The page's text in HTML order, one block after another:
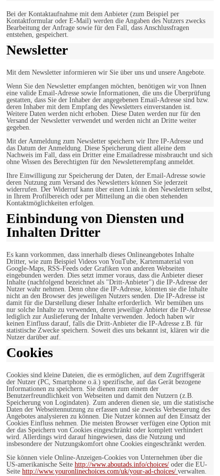
Bei der Kontaktaufnahme mit dem Anbieter (zum Beispiel per
Kontaktformular oder E-Mail) werden die Angaben des Nutzers zwecks
Bearbeitung der Anfrage sowie für den Fall, dass Anschlussfragen
entstehen, gespeichert.
Newsletter
Mit dem Newsletter informieren wir Sie über uns und unsere Angebote.
Wenn Sie den Newsletter empfangen möchten, benötigen wir von Ihnen
eine valide Email-Adresse sowie Informationen, die uns die Überprüfung
gestatten, dass Sie der Inhaber der angegebenen Email-Adresse sind bzw.
deren Inhaber mit dem Empfang des Newsletters einverstanden ist.
Weitere Daten werden nicht erhoben. Diese Daten werden nur für den
Versand der Newsletter verwendet und werden nicht an Dritte weiter
gegeben.
Mit der Anmeldung zum Newsletter speichern wir Ihre IP-Adresse und
das Datum der Anmeldung. Diese Speicherung dient alleine dem
Nachweis im Fall, dass ein Dritter eine Emailadresse missbraucht und sich
ohne Wissen des Berechtigten für den Newsletterempfang anmeldet.
Ihre Einwilligung zur Speicherung der Daten, der Email-Adresse sowie
deren Nutzung zum Versand des Newsletters können Sie jederzeit
widerrufen. Der Widerruf kann über einen Link in den Newslettern selbst,
in Ihrem Profilbereich oder per Mitteilung an die oben stehenden
Kontaktmöglichkeiten erfolgen.
Einbindung von Diensten und
Inhalten Dritter
Es kann vorkommen, dass innerhalb dieses Onlineangebotes Inhalte
Dritter, wie zum Beispiel Videos von YouTube, Kartenmaterial von
Google-Maps, RSS-Feeds oder Grafiken von anderen Webseiten
eingebunden werden. Dies setzt immer voraus, dass die Anbieter dieser
Inhalte (nachfolgend bezeichnet als "Dritt-Anbieter") die IP-Adresse der
Nutzer wahr nehmen. Denn ohne die IP-Adresse, könnten sie die Inhalte
nicht an den Browser des jeweiligen Nutzers senden. Die IP-Adresse ist
damit für die Darstellung dieser Inhalte erforderlich. Wir bemühen uns
nur solche Inhalte zu verwenden, deren jeweilige Anbieter die IP-Adresse
lediglich zur Auslieferung der Inhalte verwenden. Jedoch haben wir
keinen Einfluss darauf, falls die Dritt-Anbieter die IP-Adresse z.B. für
statistische Zwecke speichern. Soweit dies uns bekannt ist, klären wir die
Nutzer darüber auf.
Cookies
Cookies sind kleine Dateien, die es ermöglichen, auf dem Zugriffsgerät
der Nutzer (PC, Smartphone o.ä.) spezifische, auf das Gerät bezogene
Informationen zu speichern. Sie dienen zum einem der
Benutzerfreundlichkeit von Webseiten und damit den Nutzern (z.B.
Speicherung von Logindaten). Zum anderen dienen sie, um die statistische
Daten der Webseitennutzung zu erfassen und sie zwecks Verbesserung des
Angebotes analysieren zu können. Die Nutzer können auf den Einsatz der
Cookies Einfluss nehmen. Die meisten Browser verfügen eine Option mit
der das Speichern von Cookies eingeschränkt oder komplett verhindert
wird. Allerdings wird darauf hingewiesen, dass die Nutzung und
insbesondere der Nutzungskomfort ohne Cookies eingeschränkt werden.
Sie können viele Online-Anzeigen-Cookies von Unternehmen über die
US-amerikanische Seite http://www.aboutads.info/choices/ oder die EU-
Seite http://www.youronlinechoices.com/uk/your-ad-choices/ verwalten.